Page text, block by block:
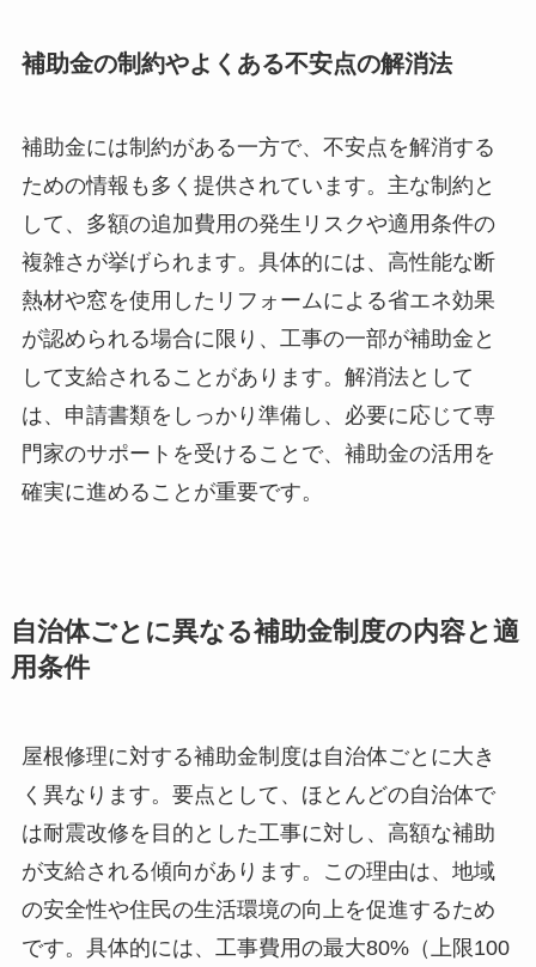
補助金の制約やよくある不安点の解消法
補助金には制約がある一方で、不安点を解消する
ための情報も多く提供されています。主な制約と
して、多額の追加費用の発生リスクや適用条件の
複雑さが挙げられます。具体的には、高性能な断
熱材や窓を使用したリフォームによる省エネ効果
が認められる場合に限り、工事の一部が補助金と
して支給されることがあります。解消法として
は、申請書類をしっかり準備し、必要に応じて専
門家のサポートを受けることで、補助金の活用を
確実に進めることが重要です。
自治体ごとに異なる補助金制度の内容と適
用条件
屋根修理に対する補助金制度は自治体ごとに大き
く異なります。要点として、ほとんどの自治体で
は耐震改修を目的とした工事に対し、高額な補助
が支給される傾向があります。この理由は、地域
の安全性や住民の生活環境の向上を促進するため
です。具体的には、工事費用の最大80%（上限100